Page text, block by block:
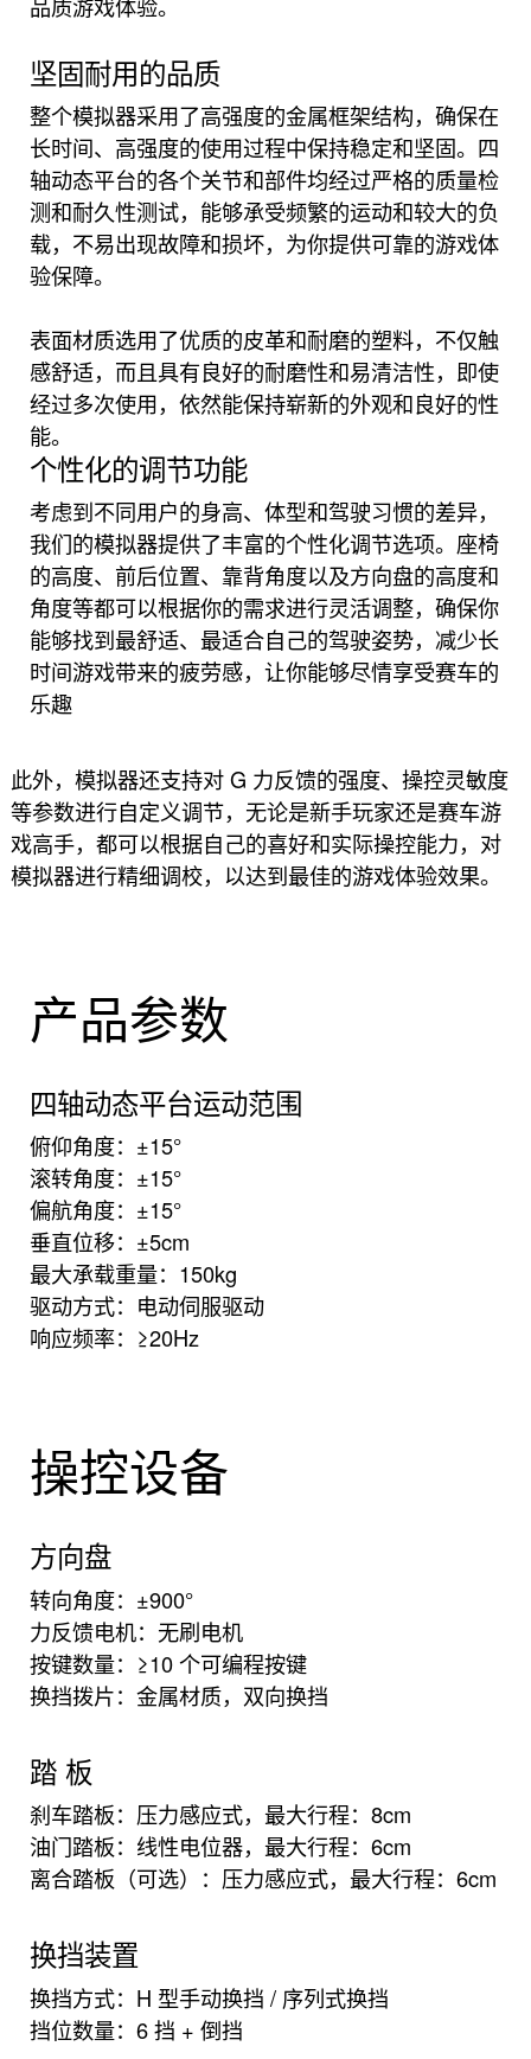
坚固耐用的品质
整个模拟器采用了高强度的金属框架结构，确保在
长时间、高强度的使用过程中保持稳定和坚固。四
轴动态平台的各个关节和部件均经过严格的质量检
测和耐久性测试，能够承受频繁的运动和较大的负
载，不易出现故障和损坏，为你提供可靠的游戏体
验保障。
表面材质选用了优质的皮革和耐磨的塑料，不仅触
感舒适，而且具有良好的耐磨性和易清洁性，即使
经过多次使用，依然能保持崭新的外观和良好的性
能。
个性化的调节功能
考虑到不同用户的身高、体型和驾驶习惯的差异，
我们的模拟器提供了丰富的个性化调节选项。座椅
的高度、前后位置、靠背角度以及方向盘的高度和
角度等都可以根据你的需求进行灵活调整，确保你
能够找到最舒适、最适合自己的驾驶姿势，减少长
时间游戏带来的疲劳感，让你能够尽情享受赛车的
乐趣
此外，模拟器还支持对 G 力反馈的强度、操控灵敏度
等参数进行自定义调节，无论是新手玩家还是赛车游
戏高手，都可以根据自己的喜好和实际操控能力，对
模拟器进行精细调校，以达到最佳的游戏体验效果。
产品参数
四轴动态平台运动范围
俯仰角度：±15°
滚转角度：±15°
偏航角度：±15°
垂直位移：±5cm
最大承载重量：150kg
驱动方式：电动伺服驱动
响应频率：≥20Hz
操控设备
方向盘
转向角度：±900°
力反馈电机：无刷电机
按键数量：≥10 个可编程按键
换挡拨片：金属材质，双向换挡
踏 板
刹车踏板：压力感应式，最大行程：8cm
油门踏板：线性电位器，最大行程：6cm
离合踏板（可选）：压力感应式，最大行程：6cm
换挡装置
换挡方式：H 型手动换挡 / 序列式换挡
挡位数量：6 挡 + 倒挡